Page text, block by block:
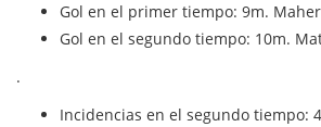
Gol en el primer tiempo: 9m.
Gol en el segundo tiempo: 10m.
.
Incidencias en el segundo tiempo: